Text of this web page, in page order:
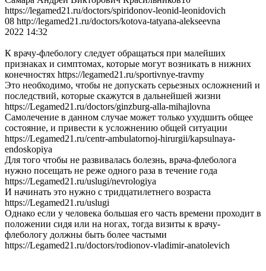
https://legamed21.ru/doctors/spiridonov-leonid-leonidovich
08 http://legamed21.ru/doctors/kotova-tatyana-alekseevna
2022 14:32
К врачу-флебологу следует обращаться при малейших
признаках и симптомах, которые могут возникать в нижних
конечностях https://legamed21.ru/sportivnye-travmy
Это необходимо, чтобы не допускать серьезных осложнений и
последствий, которые скажутся в дальнейшей жизни
https://Legamed21.ru/doctors/ginzburg-alla-mihajlovna
Самолечение в данном случае может только ухудшить общее
состояние, и привести к усложнению общей ситуации
https://Legamed21.ru/centr-ambulatornoj-hirurgii/kapsulnaya-
endoskopiya
Для того чтобы не развивалась болезнь, врача-флеболога
нужно посещать не реже одного раза в течение года
https://Legamed21.ru/uslugi/nevrologiya
И начинать это нужно с тридцатилетнего возраста
https://Legamed21.ru/uslugi
Однако если у человека большая его часть времени проходит в
положении сидя или на ногах, тогда визиты к врачу-
флебологу должны быть более частыми
https://Legamed21.ru/doctors/rodionov-vladimir-anatolevich